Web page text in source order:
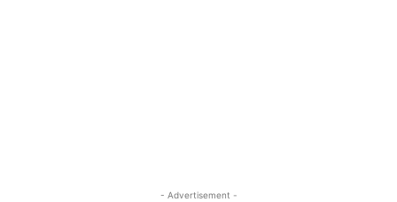
- Advertisement -